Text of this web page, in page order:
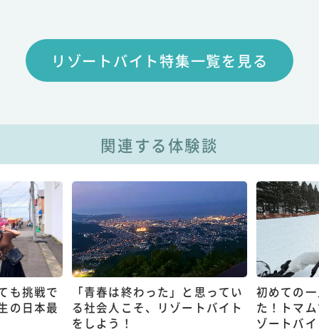
リゾートバイト特集一覧を見る
関連する体験談
も挑戦で
の日本最
「青春は終わった」と思ってい
る社会人こそ、リゾートバイト
をしよう！
初めての
た！トマ
ゾートバ